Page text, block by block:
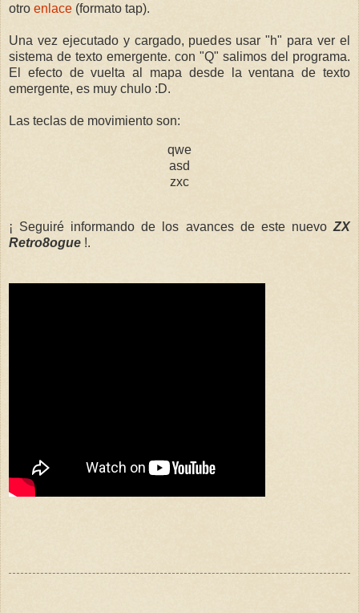
otro enlace (formato tap).
Una vez ejecutado y cargado, puedes usar "h" para ver el
sistema de texto emergente. con "Q" salimos del programa.
El efecto de vuelta al mapa desde la ventana de texto
emergente, es muy chulo :D.
Las teclas de movimiento son:
qwe
asd
zxc
¡ Seguiré informando de los avances de este nuevo ZX
Retro8ogue !.